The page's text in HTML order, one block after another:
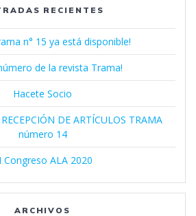
RECIENTES
n° 15 ya está disponible!
de la revista Trama!
Hacete Socio
DE ARTÍCULOS TRAMA
número 14
Congreso ALA 2020
ARCHIVOS